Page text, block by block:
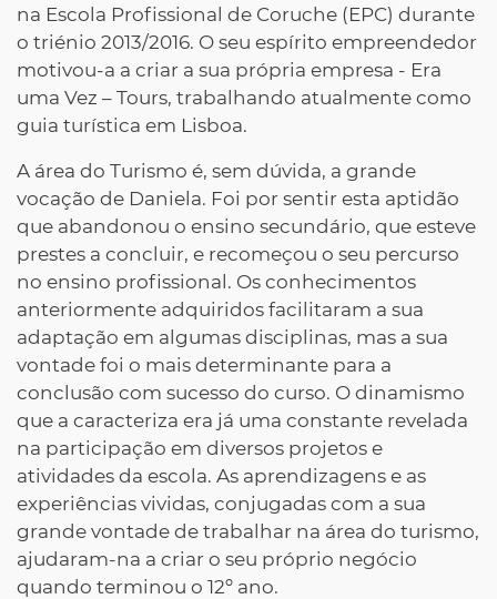
na Escola Profissional de Coruche (EPC) durante
o triénio 2013/2016. O seu espírito empreendedor
motivou-a a criar a sua própria empresa - Era
uma Vez – Tours, trabalhando atualmente como
guia turística em Lisboa.
A área do Turismo é, sem dúvida, a grande
vocação de Daniela. Foi por sentir esta aptidão
que abandonou o ensino secundário, que esteve
prestes a concluir, e recomeçou o seu percurso
no ensino profissional. Os conhecimentos
anteriormente adquiridos facilitaram a sua
adaptação em algumas disciplinas, mas a sua
vontade foi o mais determinante para a
conclusão com sucesso do curso. O dinamismo
que a caracteriza era já uma constante revelada
na participação em diversos projetos e
atividades da escola. As aprendizagens e as
experiências vividas, conjugadas com a sua
grande vontade de trabalhar na área do turismo,
ajudaram-na a criar o seu próprio negócio
quando terminou o 12º ano.